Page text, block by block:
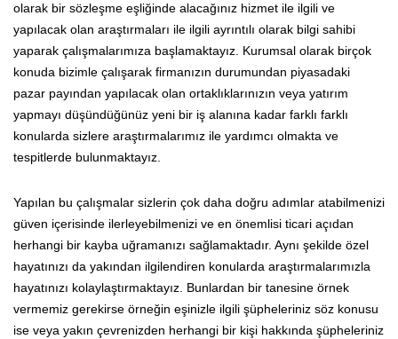
olarak bir sözleşme eşliğinde alacağınız hizmet ile ilgili ve
yapılacak olan araştırmaları ile ilgili ayrıntılı olarak bilgi sahibi
yaparak çalışmalarımıza başlamaktayız. Kurumsal olarak birçok
konuda bizimle çalışarak firmanızın durumundan piyasadaki
pazar payından yapılacak olan ortaklıklarınızın veya yatırım
yapmayı düşündüğünüz yeni bir iş alanına kadar farklı farklı
konularda sizlere araştırmalarımız ile yardımcı olmakta ve
tespitlerde bulunmaktayız.
Yapılan bu çalışmalar sizlerin çok daha doğru adımlar atabilmenizi
güven içerisinde ilerleyebilmenizi ve en önemlisi ticari açıdan
herhangi bir kayba uğramanızı sağlamaktadır. Aynı şekilde özel
hayatınızı da yakından ilgilendiren konularda araştırmalarımızla
hayatınızı kolaylaştırmaktayız. Bunlardan bir tanesine örnek
vermemiz gerekirse örneğin eşinizle ilgili şüpheleriniz söz konusu
ise veya yakın çevrenizden herhangi bir kişi hakkında şüpheleriniz